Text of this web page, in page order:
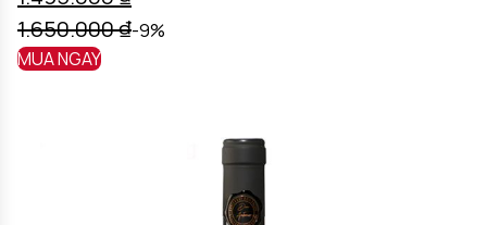
1.650.000₫-9%
MUA NGAY